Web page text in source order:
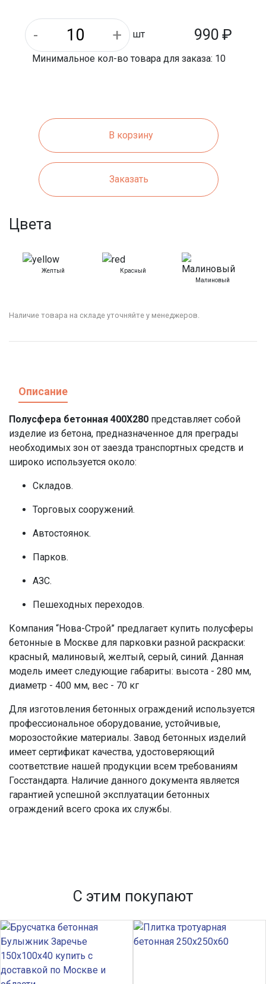
шт 990 ₽
Минимальное кол-во товара для заказа: 10
В корзину
Заказать
Цвета
Желтый
Красный
Малиновый
Наличие товара на складе уточняйте у менеджеров.
Описание
Полусфера бетонная 400X280 представляет собой
изделие из бетона, предназначенное для преграды
необходимых зон от заезда транспортных средств и
широко используется около:
Складов.
Торговых сооружений.
Автостоянок.
Парков.
АЗС.
Пешеходных переходов.
Компания “Нова-Строй” предлагает купить полусферы
бетонные в Москве для парковки разной раскраски:
красный, малиновый, желтый, серый, синий. Данная
модель имеет следующие габариты: высота - 280 мм,
диаметр - 400 мм, вес - 70 кг
Для изготовления бетонных ограждений используется
профессиональное оборудование, устойчивые,
морозостойкие материалы. Завод бетонных изделий
имеет сертификат качества, удостоверяющий
соответствие нашей продукции всем требованиям
Госстандарта. Наличие данного документа является
гарантией успешной эксплуатации бетонных
ограждений всего срока их службы.
С этим покупают